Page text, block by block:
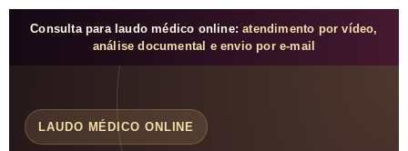
Consulta para laudo médico online:atendimento por vídeo,
análise documental e envio por e-mail
LAUDO MÉDICO ONLINE